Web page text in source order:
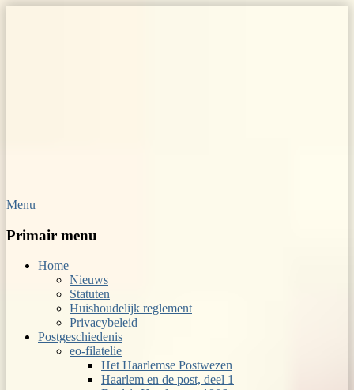
Menu
Primair menu
Home
Nieuws
Statuten
Huishoudelijk reglement
Privacybeleid
Postgeschiedenis
eo-filatelie
Het Haarlemse Postwezen
Haarlem en de post, deel 1